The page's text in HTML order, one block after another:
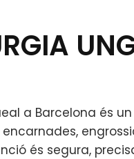
a Barcelona és
és segura,